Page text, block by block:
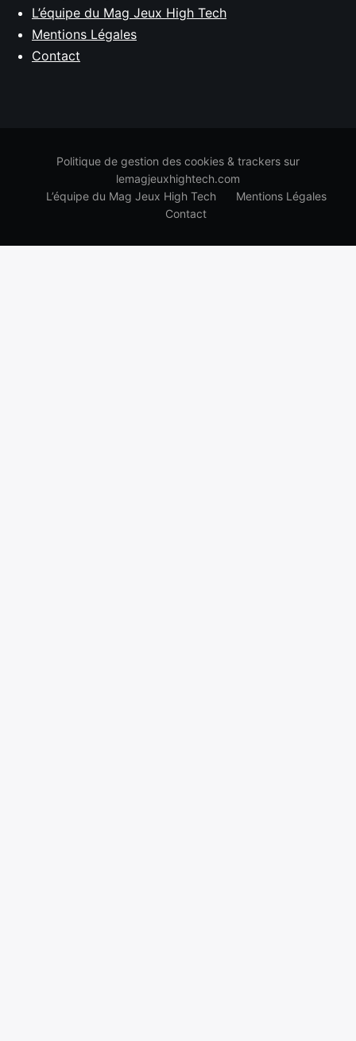
L’équipe du Mag Jeux High Tech
Mentions Légales
Contact
Politique de gestion des cookies & trackers sur
lemagjeuxhightech.com
L’équipe du Mag Jeux High Tech
Mentions Légales
Contact